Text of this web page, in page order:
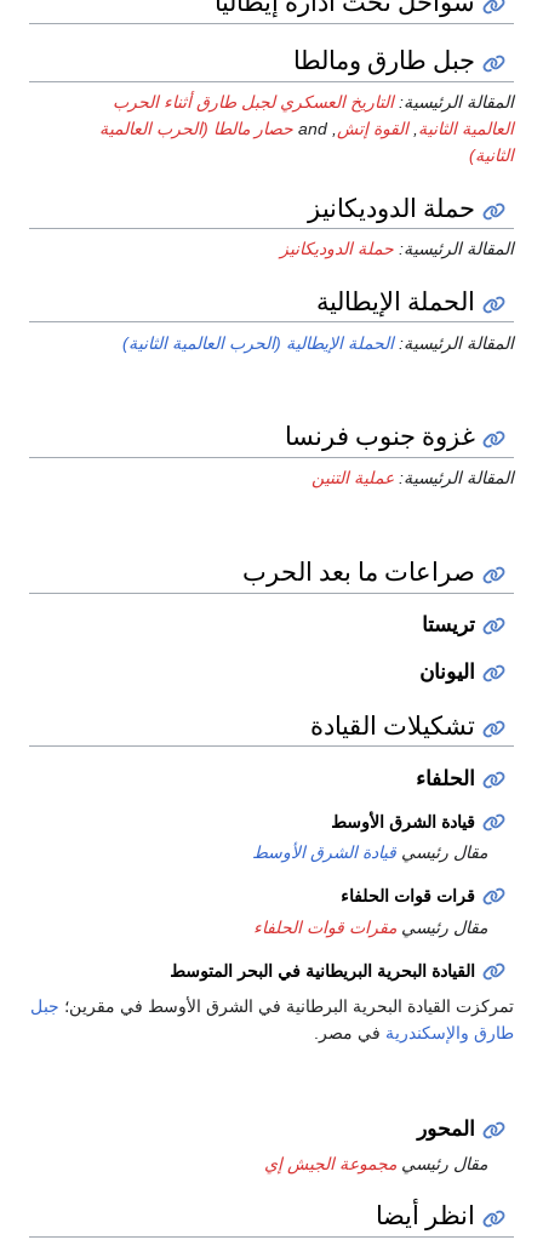
جبل طارق ومالطا
الرئيسية:التاريخ العسكري لجبل طارق أثناء الحرب
الثانية ,القوة إتش, and
حصار مالطا (الحرب العالمية
حملة الدوديكانيز
الرئيسية:حملة الدوديكانيز
الحملة الإيطالية
الرئيسية:الحملة الإيطالية (الحرب العالمية الثانية)
غزوة جنوب فرنسا
الرئيسية:عملية التنين
صراعات ما بعد الحرب
تريستا
اليونان
تشكيلات القيادة
الحلفاء
قيادة الشرق الأوسط
مقال رئيسيقيادة الشرق الأوسط
قرات قوات الحلفاء
مقال رئيسيمقرات قوات الحلفاء
القيادة البحرية البريطانية في البحر المتوسط
القيادة البحرية البرطانية في الشرق الأوسط في مقرين؛جبل
والإسكندريةفي مصر.
المحور
مقال رئيسيمجموعة الجيش إي
انظر أيضا